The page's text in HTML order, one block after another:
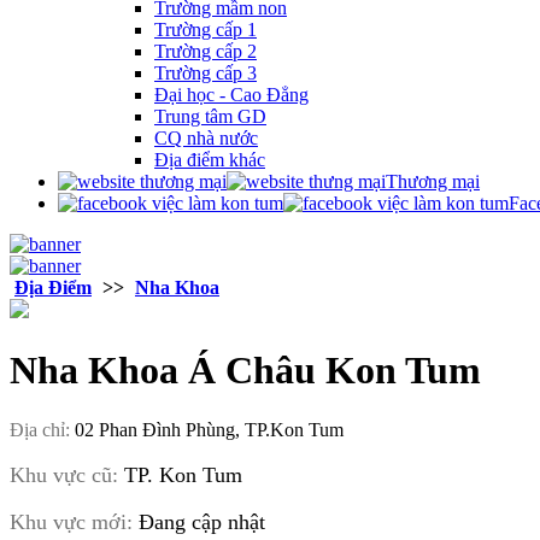
Trường mầm non
Trường cấp 1
Trường cấp 2
Trường cấp 3
Đại học - Cao Đẳng
Trung tâm GD
CQ nhà nước
Địa điểm khác
Thương mại
Địa Điểm >> Nha Khoa
Nha Khoa Á Châu Kon Tum
Địa chỉ: 02 Phan Đình Phùng, TP.Kon Tum
Khu vực cũ: TP. Kon Tum
Khu vực mới: Đang cập nhật